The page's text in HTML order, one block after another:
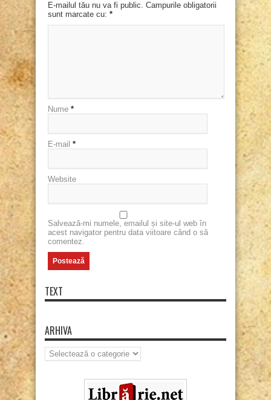
E-mailul tău nu va fi public. Campurile obligatorii
sunt marcate cu: *
Nume *
E-mail *
Website
Salvează-mi numele, emailul și site-ul web în
acest navigator pentru data viitoare când o să
comentez.
TEXT
ARHIVA
Arhiva